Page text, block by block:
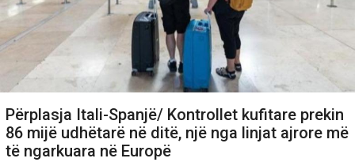
Përplasja Itali-Spanjë/ Kontrollet kufitare prekin
86 mijë udhëtarë në ditë, një nga linjat ajrore më
të ngarkuara në Europë